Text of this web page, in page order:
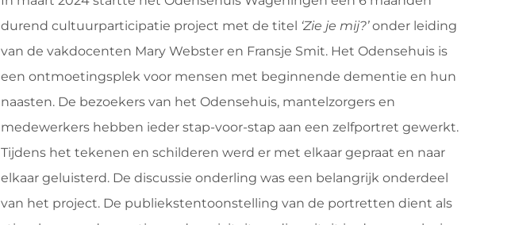
durend cultuurparticipatie project met de titel ‘Zie je mij?’onder leiding
van de vakdocenten Mary Webster en Fransje Smit. Het Odensehuis is
een ontmoetingsplek voor mensen met beginnende dementie en hun
naasten. De bezoekers van het Odensehuis, mantelzorgers en
medewerkers hebben ieder stap-voor-stap aan een zelfportret gewerkt.
Tijdens het tekenen en schilderen werd er met elkaar gepraat en naar
elkaar geluisterd. De discussie onderling was een belangrijk onderdeel
van het project. De publiekstentoonstelling van de portretten dient als